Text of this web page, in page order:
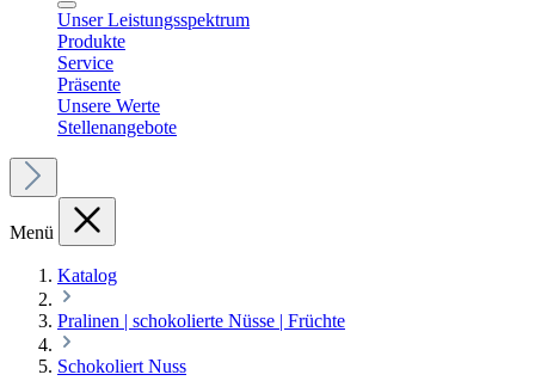
Unser Leistungsspektrum
Produkte
Service
Präsente
Unsere Werte
Stellenangebote
Menü
Katalog
Pralinen | schokolierte Nüsse | Früchte
Schokoliert Nuss